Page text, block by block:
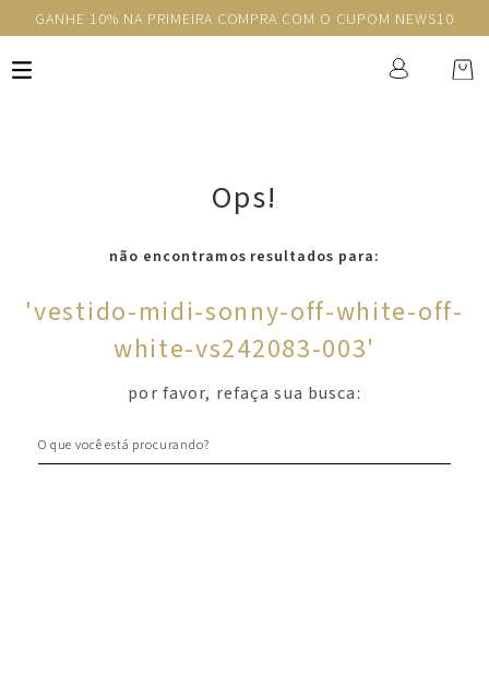
GANHE 10% NA PRIMEIRA COMPRA COM O CUPOM NEWS10
Ops!
não encontramos resultados para:
'vestido-midi-sonny-off-white-off-
white-vs242083-003'
por favor, refaça sua busca: